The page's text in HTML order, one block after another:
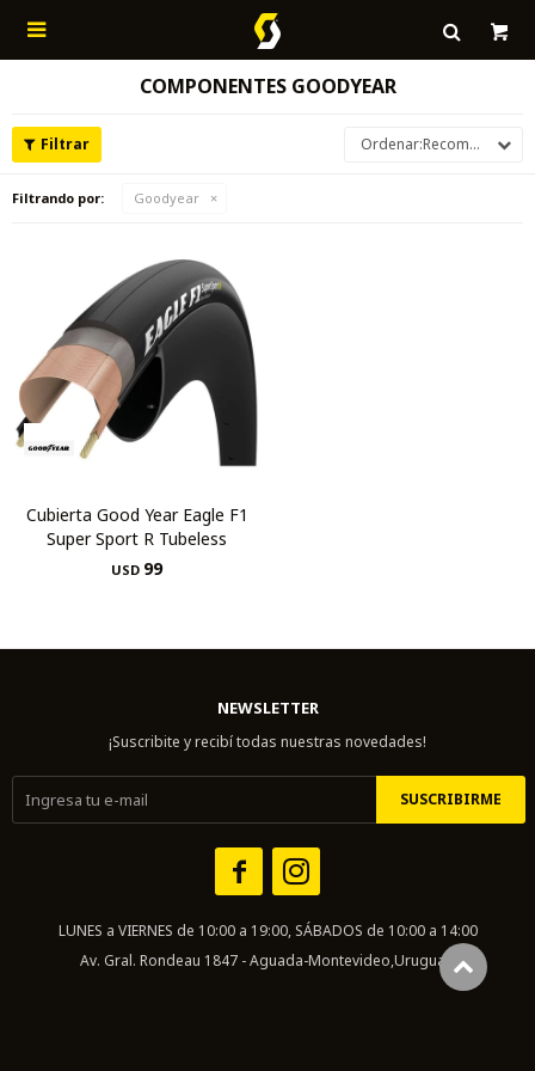

COMPONENTES GOODYEAR
Recomendados
Filtrando por: Goodyear
Cubierta Good Year Eagle F1
Super Sport R Tubeless
USD 99
NEWSLETTER
¡Suscribite y recibí todas nuestras novedades!
SUSCRIBIRME
 
LUNES a VIERNES de 10:00 a 19:00, SÁBADOS de 10:00 a 14:00
Av. Gral. Rondeau 1847 - Aguada-Montevideo,Uruguay.